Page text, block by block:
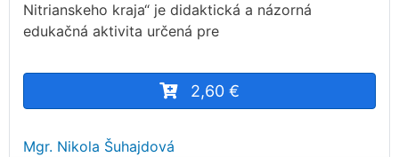
Nitrianskeho kraja“ je didaktická a názorná
edukačná aktivita určená pre
2,60 €
Mgr. Nikola Šuhajdová